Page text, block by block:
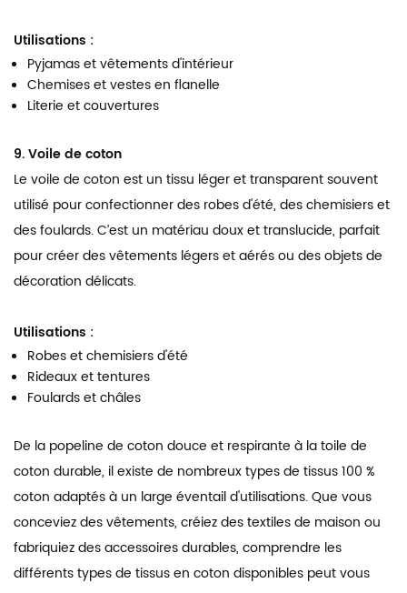
Utilisations :
Pyjamas et vêtements d'intérieur
Chemises et vestes en flanelle
Literie et couvertures
9. Voile de coton
Le voile de coton est un tissu léger et transparent souvent
utilisé pour confectionner des robes d'été, des chemisiers et
des foulards. C’est un matériau doux et translucide, parfait
pour créer des vêtements légers et aérés ou des objets de
décoration délicats.
Utilisations :
Robes et chemisiers d'été
Rideaux et tentures
Foulards et châles
De la popeline de coton douce et respirante à la toile de
coton durable, il existe de nombreux types de tissus 100 %
coton adaptés à un large éventail d'utilisations. Que vous
conceviez des vêtements, créiez des textiles de maison ou
fabriquiez des accessoires durables, comprendre les
différents types de tissus en coton disponibles peut vous